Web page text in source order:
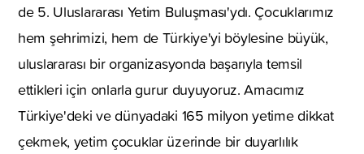
de 5. Uluslararası Yetim Buluşması'ydı. Çocuklarımız
hem şehrimizi, hem de Türkiye'yi böylesine büyük,
uluslararası bir organizasyonda başarıyla temsil
ettikleri için onlarla gurur duyuyoruz. Amacımız
Türkiye'deki ve dünyadaki 165 milyon yetime dikkat
çekmek, yetim çocuklar üzerinde bir duyarlılık